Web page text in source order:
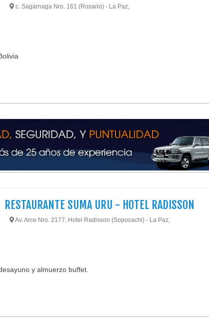
c. Sagárnaga Nro. 161 (Rosario) - La Paz,
RESTAURANTE SUMA URU - HOTEL RADISSON
Av. Arce Nro. 2177, Hotel Radisson (Sopocachi) - La Paz,
y almuerzo buffet.